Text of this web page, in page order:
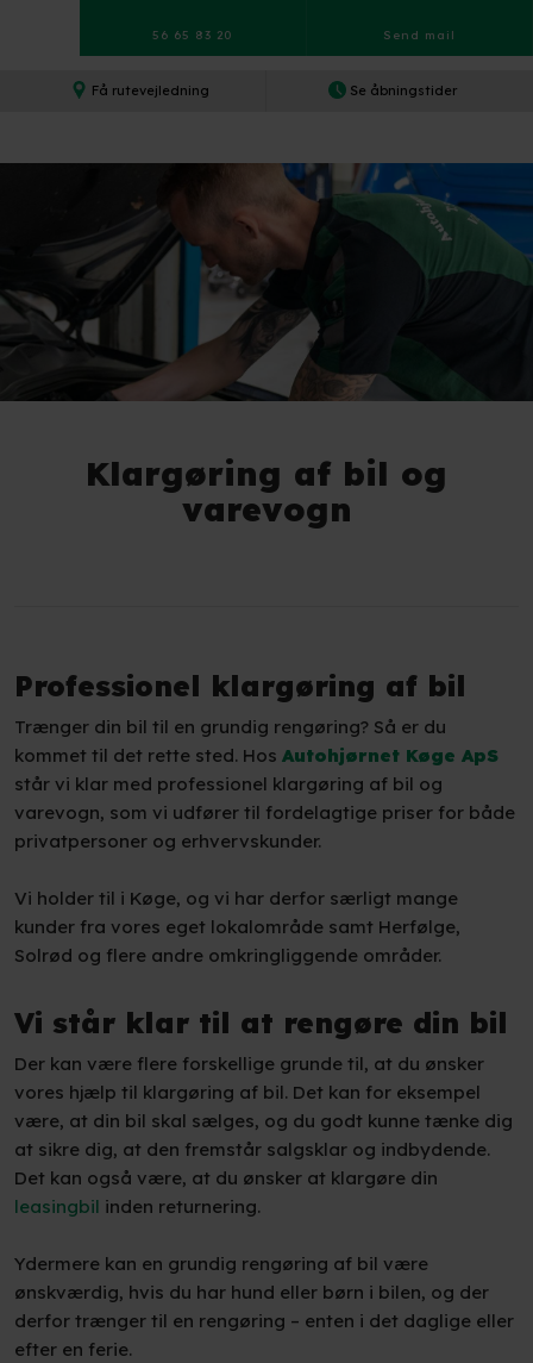
Få rutevejledning​ Se åbningstider​
56 65 83 20 Send mail​
Klargøring af bil og
varevogn
Professionel klargøring af bil
Trænger din bil til en grundig rengøring? Så er du
kommet til det rette sted. Hos Autohjørnet Køge ApS
står vi klar med professionel klargøring af bil og
varevogn, som vi udfører til fordelagtige priser for både
privatpersoner og erhvervskunder.
Vi holder til i Køge, og vi har derfor særligt mange
kunder fra vores eget lokalområde samt Herfølge,
Solrød og flere andre omkringliggende områder.
Vi står klar til at rengøre din bil
Der kan være flere forskellige grunde til, at du ønsker
vores hjælp til klargøring af bil. Det kan for eksempel
være, at din bil skal sælges, og du godt kunne tænke dig
at sikre dig, at den fremstår salgsklar og indbydende.
Det kan også være, at du ønsker at klargøre din
leasingbil inden returnering.
Ydermere kan en grundig rengøring af bil være
ønskværdig, hvis du har hund eller børn i bilen, og der
derfor trænger til en rengøring – enten i det daglige eller
efter en ferie.